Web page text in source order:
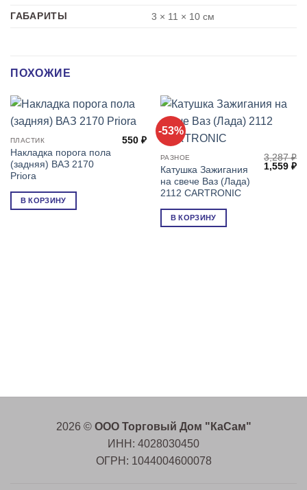
ГАБАРИТЫ
3 × 11 × 10 см
ПОХОЖИЕ
ПЛАСТИК
Накладка порога пола
(задняя) ВАЗ 2170
Priora
550₽
В КОРЗИНУ
-53%
РАЗНОЕ
Катушка Зажигания
на свече Ваз (Лада)
2112 CARTRONIC
3,287₽
1,559₽
В КОРЗИНУ
2026 © ООО Торговый Дом "КаСам"
ИНН: 4028030450
ОГРН: 1044004600078